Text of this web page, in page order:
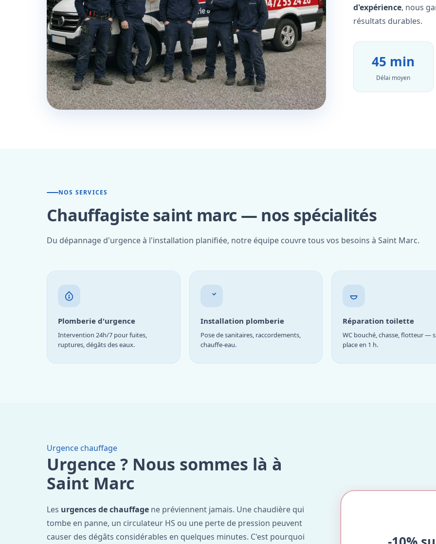
d'expérience, nous
résultats durables.
45 min
Délai moyen
NOS SERVICES
Chauffagiste saint marc — nos spécialités
Du dépannage d'urgence à l'installation planifiée, notre équipe couvre tous vos besoins à Saint Marc.
Plomberie d'urgence
Intervention 24h/7 pour fuites,
ruptures, dégâts des eaux.
Installation plomberie
Pose de sanitaires, raccordements,
chauffe-eau.
Réparation toilette
WC bouché, chasse, flotteur —
place en 1 h.
Urgence chauffage
Urgence ? Nous sommes là à
Saint Marc
Les urgences de chauffage ne préviennent jamais. Une chaudière qui
tombe en panne, un circulateur HS ou une perte de pression peuvent
causer des dégâts considérables en quelques minutes. C'est pourquoi